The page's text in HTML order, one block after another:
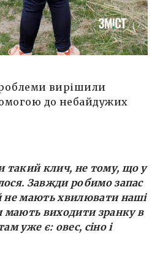
вирішили
до небайдужих
такий клич, не тому, що у
Завжди робимо запас
не мають хвилювати наші
мають виходити зранку в
уже є: овес, сіно і